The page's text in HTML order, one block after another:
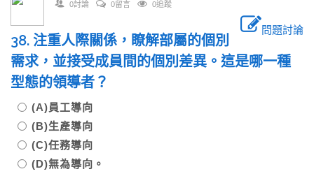
0討論 0留言 0追蹤
問題討論
38. 注重人際關係，瞭解部屬的個別
需求，並接受成員間的個別差異。這是哪一種
型態的領導者？
(A)員工導向
(B)生產導向
(C)任務導向
(D)無為導向。